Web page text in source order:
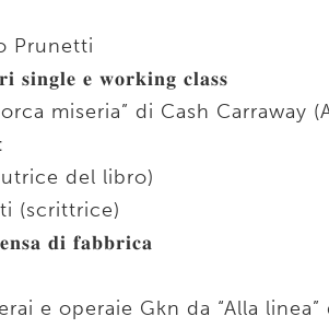
Prunetti
𝐞 𝐰𝐨𝐫𝐤𝐢𝐧𝐠 𝐜𝐥𝐚𝐬𝐬
miseria” di Cash Carraway
del libro)
(scrittrice)
𝐝𝐢 𝐟𝐚𝐛𝐛𝐫𝐢𝐜𝐚
e operaie Gkn da “Alla linea”